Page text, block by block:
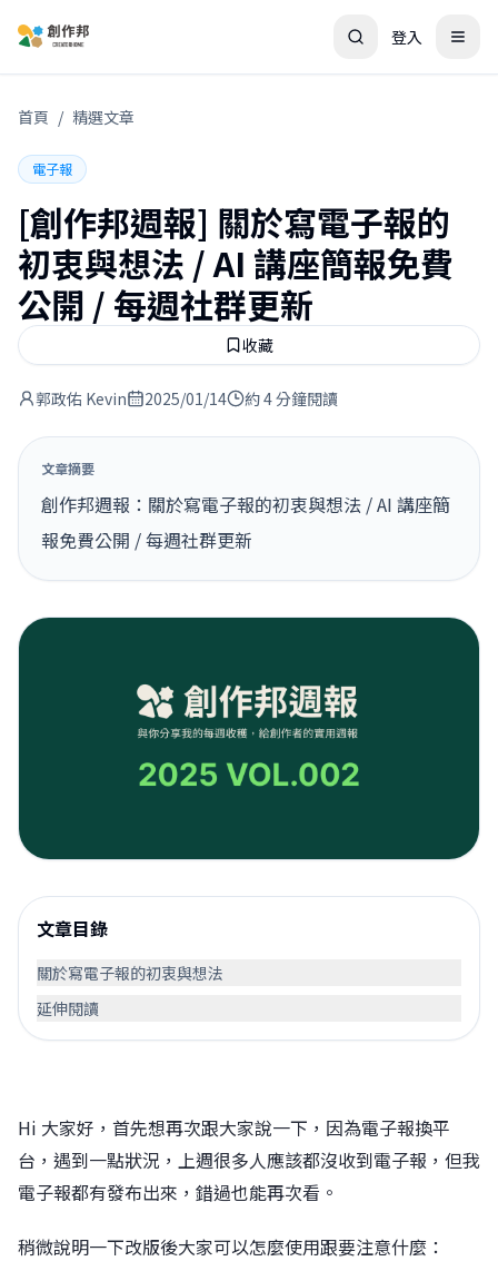
登入
首頁 / 精選文章
電子報
[創作邦週報] 關於寫電子報的
初衷與想法 / AI 講座簡報免費
公開 / 每週社群更新
收藏
郭政佑 Kevin 2025/01/14 約 4 分鐘閱讀
文章摘要
創作邦週報：關於寫電子報的初衷與想法 / AI 講座簡
報免費公開 / 每週社群更新
文章目錄
關於寫電子報的初衷與想法
延伸閱讀
Hi 大家好，首先想再次跟大家說一下，因為電子報換平
台，遇到一點狀況，上週很多人應該都沒收到電子報，但我
電子報都有發布出來，錯過也能再次看。
稍微說明一下改版後大家可以怎麼使用跟要注意什麼：